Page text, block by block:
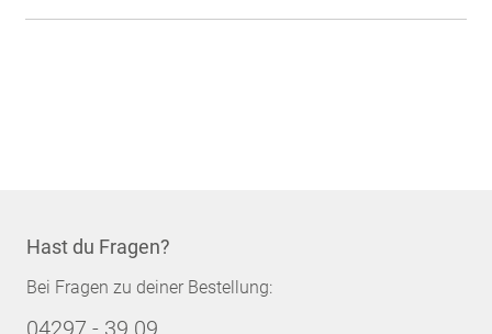
Hast du Fragen?
Bei Fragen zu deiner Bestellung:
04297 - 39 09